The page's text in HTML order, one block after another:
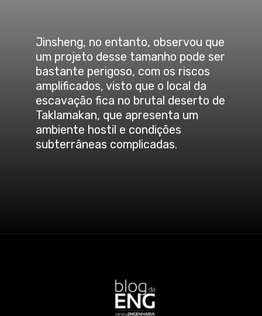
Jinsheng, no entanto, observou que
um projeto desse tamanho pode ser
bastante perigoso, com os riscos
amplificados, visto que o local da
escavação fica no brutal deserto de
Taklamakan, que apresenta um
ambiente hostil e condições
subterrâneas complicadas.